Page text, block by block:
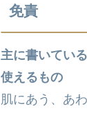
免責
主に書いてい
使えるもの
肌にあう、あ